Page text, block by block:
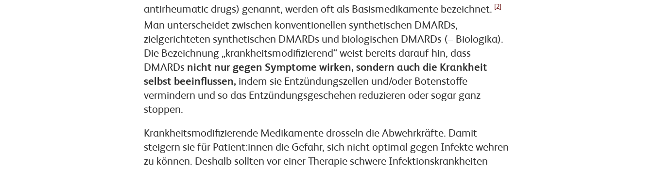
antirheumatic drugs) genannt, werden oft als Basismedikamente bezeichnet.
[2]
Man unterscheidet zwischen konventionellen synthetischen DMARDs,
zielgerichteten synthetischen DMARDs und biologischen DMARDs (= Biologika).
Die Bezeichnung „krankheitsmodifizierend“ weist bereits darauf hin, dass
DMARDs nicht nur gegen Symptome wirken, sondern auch die Krankheit
selbst beeinflussen, indem sie Entzündungszellen und/oder Botenstoffe
vermindern und so das Entzündungsgeschehen reduzieren oder sogar ganz
stoppen.
Krankheitsmodifizierende Medikamente drosseln die Abwehrkräfte. Damit
steigern sie für Patient:innen die Gefahr, sich nicht optimal gegen Infekte wehren
zu können. Deshalb sollten vor einer Therapie schwere Infektionskrankheiten